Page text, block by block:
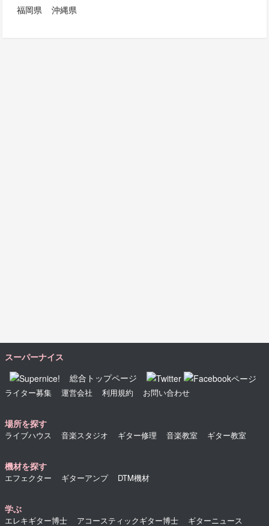
福岡県
沖縄県
スーパーナイス
総合トップページ
ライター募集 運営会社 利用規約 お問い合わせ
場所を探す
ライブハウス 音楽スタジオ ギター修理 音楽教室 ギター教室
機材を探す
エフェクター ギターアンプ DTM機材
学ぶ
エレキギター博士 アコースティックギター博士 ギターニュース